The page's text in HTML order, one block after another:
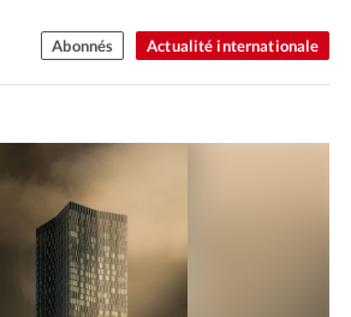
Actualité internationale
Abonnés